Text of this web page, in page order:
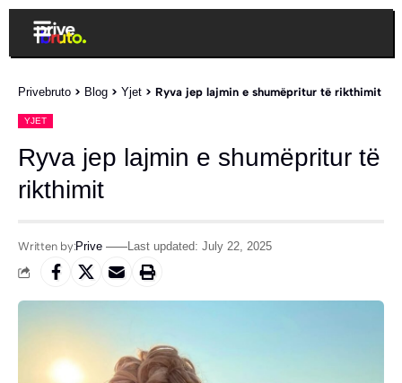
Privebruto > Blog > Yjet > Ryva jep lajmin e shumëpritur të rikthimit
YJET
Ryva jep lajmin e shumëpritur të
rikthimit
Written by:Prive Last updated: July 22, 2025